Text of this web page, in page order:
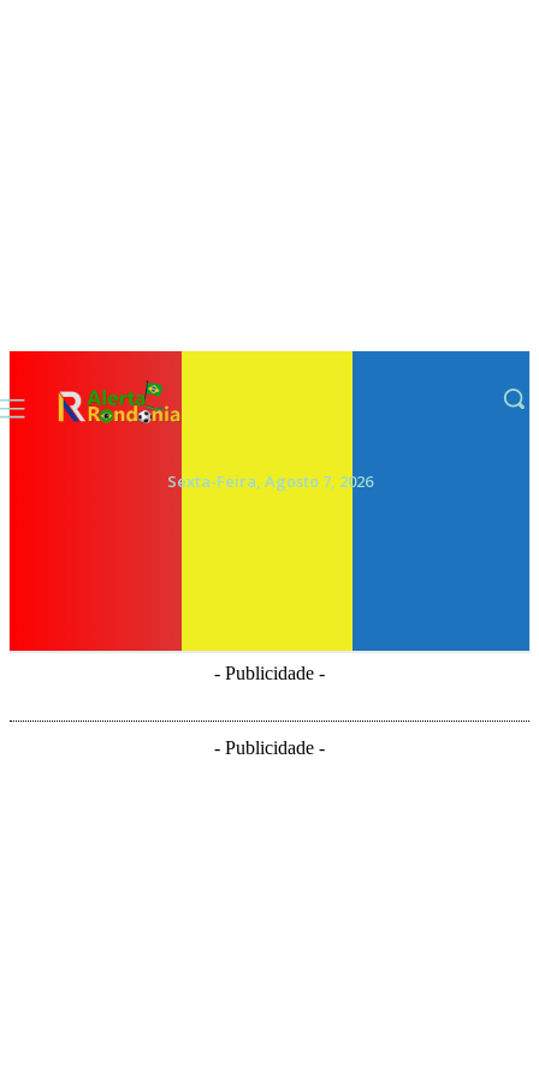
Sexta-Feira, Agosto 7, 2026
- Publicidade -
- Publicidade -